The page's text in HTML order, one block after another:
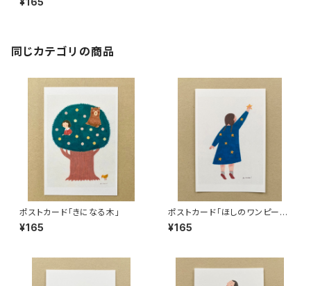
同じカテゴリの商品
ポストカード「きになる木」
¥165
ポストカード「ほしのワンピー
ス」
¥165